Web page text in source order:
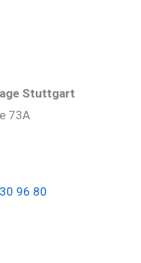
Stuttgart
73A
96 80